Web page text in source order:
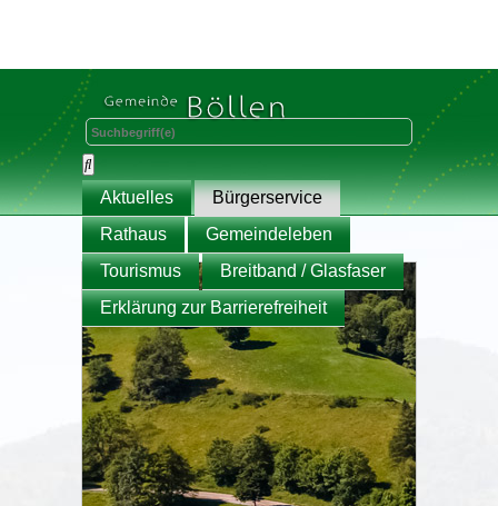
Aktuelles
Bürgerservice
Rathaus
Gemeindeleben
Tourismus
Breitband / Glasfaser
Erklärung zur Barrierefreiheit